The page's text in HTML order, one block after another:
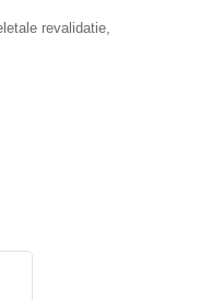
revalidatie,